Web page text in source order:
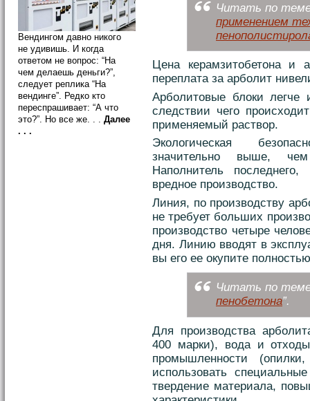
Вендингом давно никого
не удивишь. И когда
ответом не вопрос: “На
чем делаешь деньги?”,
следует реплика “На
вендинге”. Редко кто
переспрашивает: “А что
это?”. Но все же. . . Далее
. . .
Читать по
применением
Цена керамзитобетона и
переплата за арболит
Арболитовые блоки легче
следствии чего
применяемый раствор.
Экологическая
значительно выше, чем
Наполнитель
вредное производство.
Линия, по производству
не требует больших
производство четыре
дня. Линию вводят в
вы его ее окупите
Читать по
пенобетона”.
Для производства
400 марки), вода и
промышленности
использовать
твердение материала,